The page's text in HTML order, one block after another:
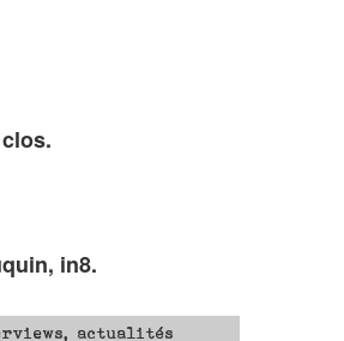
in8.
actualités